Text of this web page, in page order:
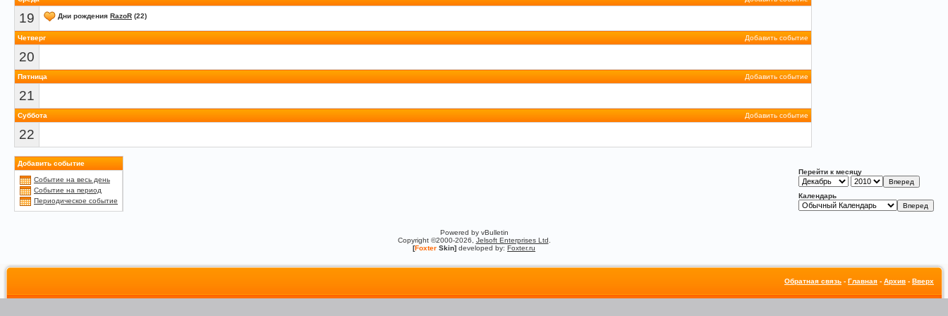
19 Дни рождения RazoR (22)
Добавить событие
Четверг
20
Добавить событие
Пятница
21
Добавить событие
Суббота
22
Добавить событие
Событие на весь день
Событие на период
Периодическое событие
Перейти к месяцу
Календарь
Powered by vBulletin
Copyright ©2000-2026, Jelsoft Enterprises Ltd
[Foxter Skin] developed by: Foxter.ru
Обратная связь - Главная - Архив - Вверх